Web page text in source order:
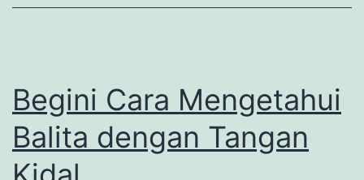
Begini Cara Mengetahui
Balita dengan Tangan